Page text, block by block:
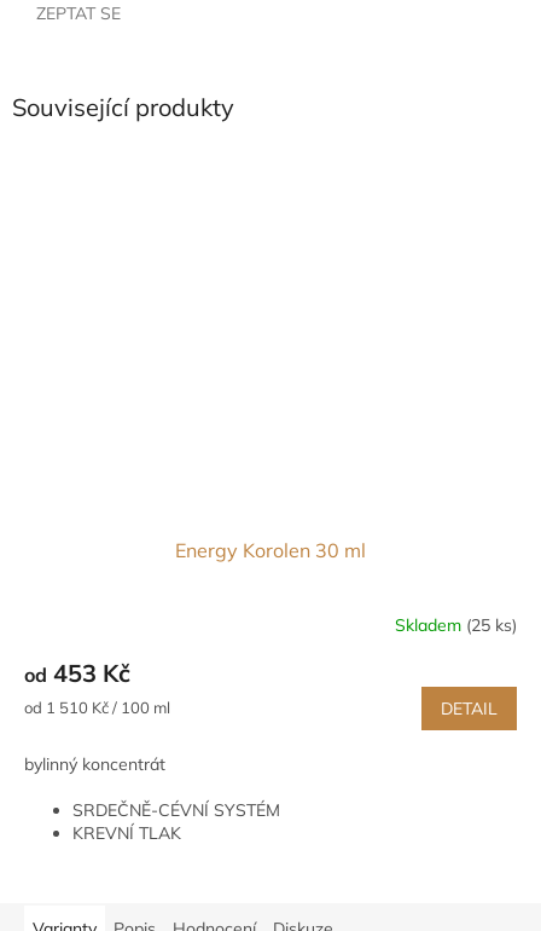
ZEPTAT SE
Související produkty
Energy Korolen 30 ml
Skladem (25 ks)
od 453 Kč
Měrná
od 1 510 Kč / 100 ml DETAIL
bylinný koncentrát
SRDEČNĚ-CÉVNÍ SYSTÉM
KREVNÍ TLAK